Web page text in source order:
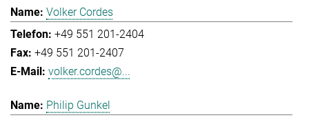
Volker Cordes
+49 551 201-2404
+49 551 201-2407
volker.cordes@...
Philip Gunkel